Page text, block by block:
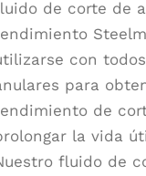
de corte de
con
para
de
la vida
fluido de